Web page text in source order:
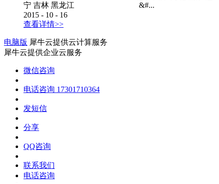
宁 吉林 黑龙江 &#...
2015 - 10 - 16
查看详情>>
电脑版 犀牛云提供云计算服务
犀牛云提供企业云服务
微信咨询
电话咨询 17301710364
发短信
分享
QQ咨询
联系我们
电话咨询